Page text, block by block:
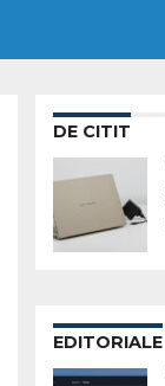
DE CITIT
EDITORIALE